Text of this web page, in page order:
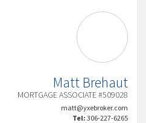
Matt Brehaut
MORTGAGE ASSOCIATE #509028
matt@yxebroker.com
Tel: 306-227-6265